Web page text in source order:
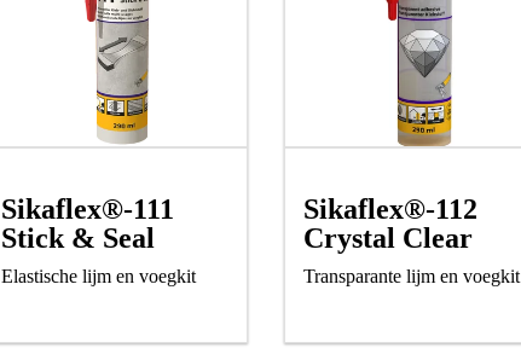
Sikaflex®-111
Stick & Seal
Elastische lijm en voegkit
Sikaflex®-112
Crystal Clear
Transparante lijm en voegkit